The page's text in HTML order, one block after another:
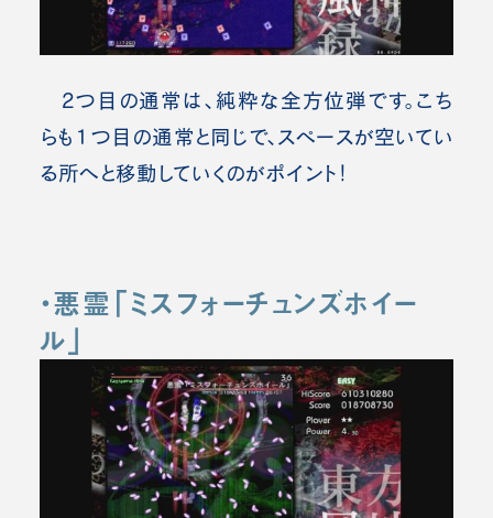
2つ目の通常は、純粋な全方位弾です。こち
らも１つ目の通常と同じで、スペースが空いてい
る所へと移動していくのがポイント！
・悪霊「ミスフォーチュンズホイー
ル」